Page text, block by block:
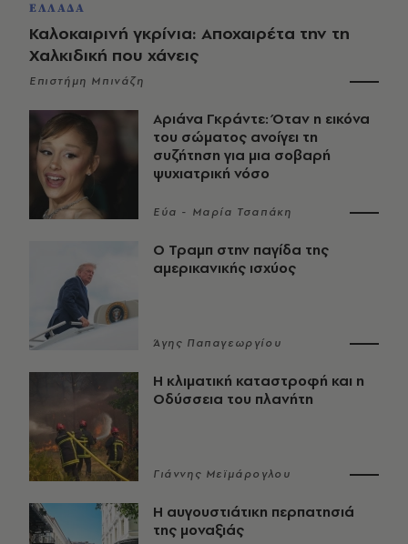
ΕΛΛΑΔΑ
Καλοκαιρινή γκρίνια: Αποχαιρέτα την τη
Χαλκιδική που χάνεις
Επιστήμη Μπινάζη
Αριάνα Γκράντε: Όταν η εικόνα
του σώματος ανοίγει τη
συζήτηση για μια σοβαρή
ψυχιατρική νόσο
Εύα - Μαρία Τσαπάκη
Ο Τραμπ στην παγίδα της
αμερικανικής ισχύος
Άγης Παπαγεωργίου
Η κλιματική καταστροφή και η
Οδύσσεια του πλανήτη
Γιάννης Μεϊμάρογλου
Η αυγουστιάτικη περπατησιά
της μοναξιάς